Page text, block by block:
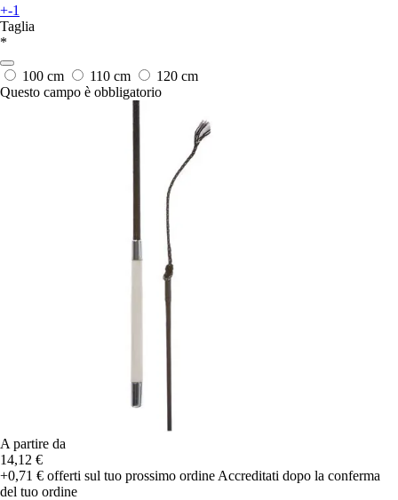
+-1
Taglia
*
100 cm 110 cm
120 cm
Questo campo è obbligatorio
A partire da
14,12 €
+0,71 € offerti sul tuo prossimo ordine Accreditati dopo la conferma
del tuo ordine